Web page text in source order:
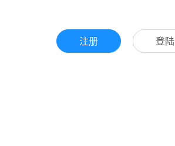
注册 登陆